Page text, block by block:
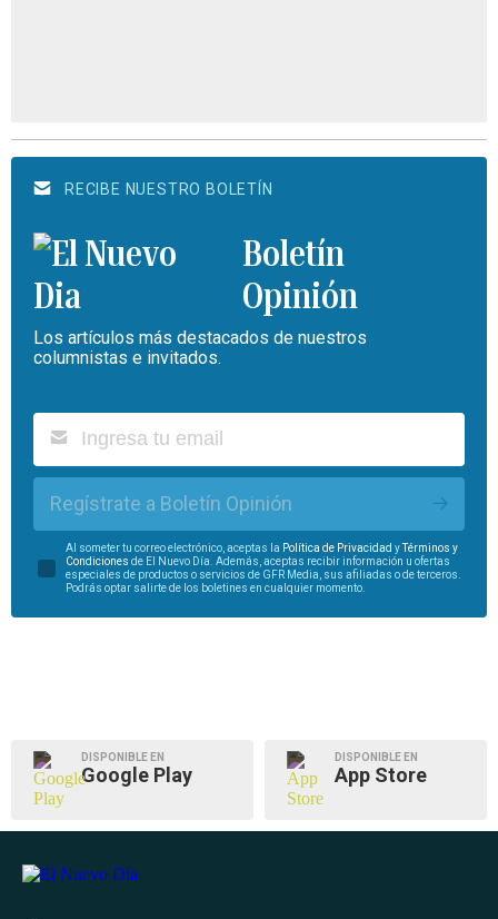
RECIBE NUESTRO BOLETÍN
Boletín
Opinión
Los artículos más destacados de nuestros
columnistas e invitados.
Regístrate a Boletín Opinión
Al someter tu correo electrónico, aceptas la Política de Privacidad yTérminos y
Condiciones de El Nuevo Día. Además, aceptas recibir información u ofertas
especiales de productos o servicios de GFR Media, sus afiliadas o de terceros.
Podrás optar salirte de los boletines en cualquier momento.
DISPONIBLE EN
Google Play
DISPONIBLE EN
App Store